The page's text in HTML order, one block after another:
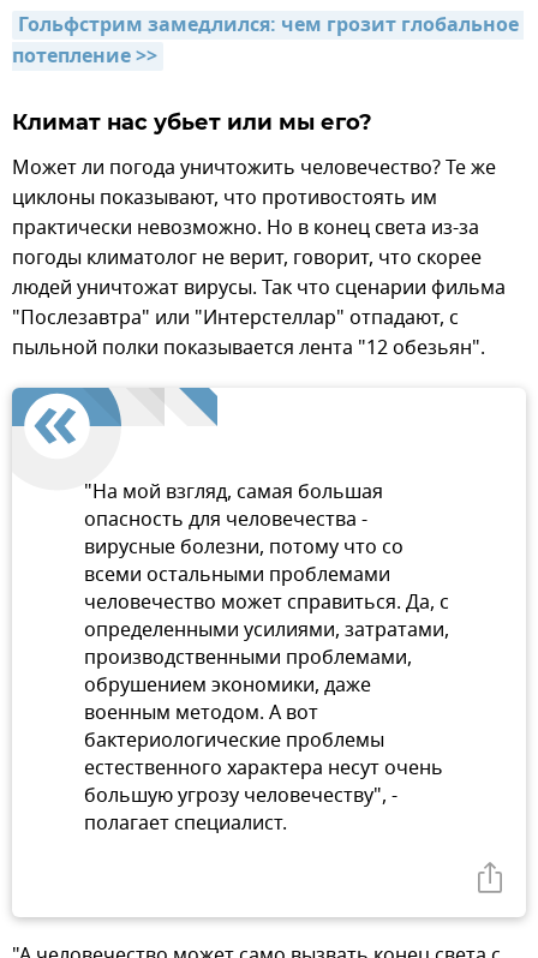
Гольфстрим замедлился: чем грозит глобальное
потепление >>
Климат нас убьет или мы его?
Может ли погода уничтожить человечество? Те же
циклоны показывают, что противостоять им
практически невозможно. Но в конец света из-за
погоды климатолог не верит, говорит, что скорее
людей уничтожат вирусы. Так что сценарии фильма
"Послезавтра" или "Интерстеллар" отпадают, с
пыльной полки показывается лента "12 обезьян".
"На мой взгляд, самая большая
опасность для человечества -
вирусные болезни, потому что со
всеми остальными проблемами
человечество может справиться. Да, с
определенными усилиями, затратами,
производственными проблемами,
обрушением экономики, даже
военным методом. А вот
бактериологические проблемы
естественного характера несут очень
большую угрозу человечеству", -
полагает специалист.